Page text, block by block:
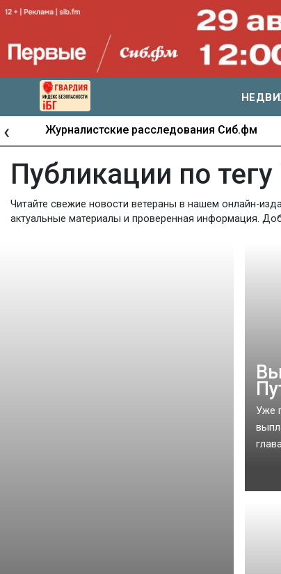
Журналистские расследования Сиб.фм
‹
Публикации по тегу
Читайте свежие новости ветераны в нашем онлайн-
актуальные материалы и проверенная информация.
Уже